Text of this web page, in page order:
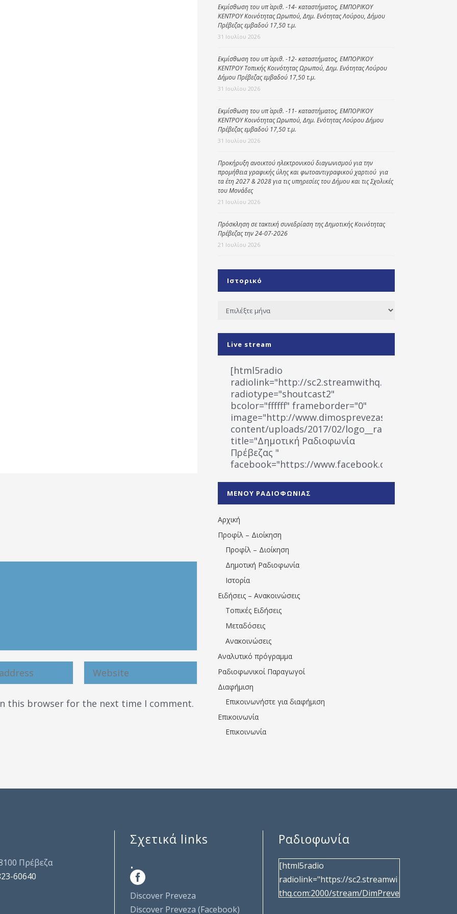
Κοινωνικό
παντοπωλείο
Kοινωνικό
Πρόγραμμα
“Βοήθεια στο σπίτι”
Φροντίδας
Ηλικιωμένων
(Κ.Η.Φ.Η.) Πρέβεζας
this browser for the next time I comment.
Εκμίσθωση του υπ΄ αριθ. -14- καταστήματος, ΕΜΠΟΡΙΚΟΥ
ΚΕΝΤΡΟΥ Κοινότητας Ωρωπού, Δημ. Ενότητας Λούρου, Δήμου
Πρέβεζας εμβαδού 17,50 τ.μ.
31 Ιουλίου 2026
Εκμίσθωση του υπ΄ αριθ. -12- καταστήματος, ΕΜΠΟΡΙΚΟΥ
ΚΕΝΤΡΟΥ Τοπικής Κοινότητας Ωρωπού, Δημ. Ενότητας Λούρου
Δήμου Πρέβεζας εμβαδού 17,50 τ.μ.
31 Ιουλίου 2026
Εκμίσθωση του υπ΄ αριθ. -11- καταστήματος, ΕΜΠΟΡΙΚΟΥ
ΚΕΝΤΡΟΥ Κοινότητας Ωρωπού, Δημ. Ενότητας Λούρου Δήμου
Πρέβεζας εμβαδού 17,50 τ.μ.
31 Ιουλίου 2026
Προκήρυξη ανοικτού ηλεκτρονικού διαγωνισμού για την
προμήθεια γραφικής ύλης και φωτοαντιγραφικού χαρτιού για
τα έτη 2027 & 2028 για τις υπηρεσίες του Δήμου και τις Σχολικές
του Μονάδες
21 Ιουλίου 2026
Πρόσκληση σε τακτική συνεδρίαση της Δημοτικής Κοινότητας
Πρέβεζας την 24-07-2026
21 Ιουλίου 2026
Ιστορικό
Ιστορικό
Live stream
[html5radio
radiolink="http://sc2.streamwithq.com:8028/
radiotype="shoutcast2"
bcolor="ffffff" frameborder="0"
image="http://www.dimosprevezas.gr/wp-
content/uploads/2017/02/logo__radiofonias.jpg"
title="Δημοτική Ραδιοφωνία
Πρέβεζας "
facebook="https://www.facebook.com/
1531194763766854/" artist="" ]
ΜΕΝΟΥ ΡΑΔΙΟΦΩΝΙΑΣ
Αρχική
Προφίλ – Διοίκηση
Προφίλ – Διοίκηση
Δημοτική Ραδιοφωνία
Ιστορία
Ειδήσεις – Ανακοινώσεις
Τοπικές Ειδήσεις
Μεταδόσεις
Ανακοινώσεις
Αναλυτικό πρόγραμμα
Ραδιοφωνικοί Παραγωγοί
Διαφήμιση
Επικοινωνήστε για διαφήμιση
Επικοινωνία
Επικοινωνία
Πρέβεζα
60640
Σχετικά links
.
Discover Preveza
Discover Preveza (Facebook)
Ραδιοφωνία
[html5radio
radiolink="https://sc2.streamwi
thq.com:2000/stream/DimPreve